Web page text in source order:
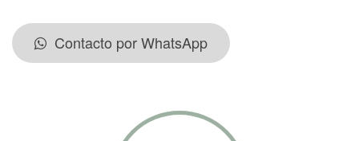
Contacto por WhatsApp